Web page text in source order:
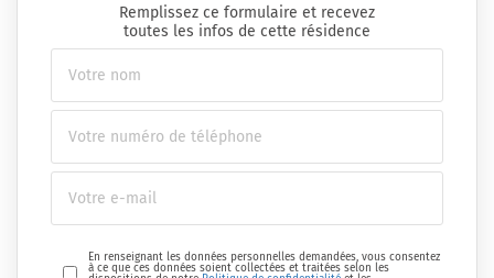
Remplissez ce formulaire et recevez
toutes les infos de cette résidence
En renseignant les données personnelles demandées, vous consentez
à ce que ces données soient collectées et traitées selon les